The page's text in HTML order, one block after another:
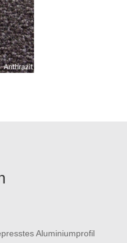
Aluminiumprofil